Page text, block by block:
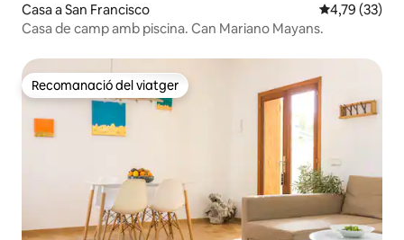
Casa a San Francisco 4,79 de
4,79 (33)
Casa de camp amb piscina. Can Mariano Mayans.
Recomanació del viatger
Recomanació del viatger